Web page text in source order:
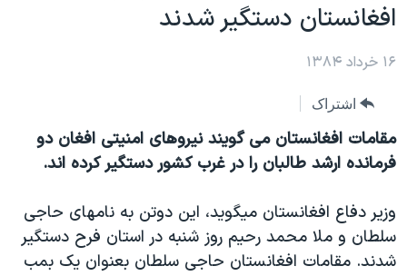
محتوای
اصلی
صفحه
اصلی
جهش
جستجو
موضوع ها
ایران
آمریکا
جهان
ورزشی
ویژه برنامه‌ها
ویدیوها
برنامه های تلویزیونی
جدول برنامه ها
صفحه‌های ویژه
جام جهانی ۲۰۲۶
۲۵۰سالگی آمریکا
بایگانی برنامه‌های تلویزیونی
فرکانس‌های صدای آمریکا
یادگیری زبان انگلیسی
افغانستان دستگير شدند
۱۶ خرداد ۱۳۸۴
اشتراک
مقامات افغانستان می گويند نيروهای امنيتی افغان دو
فرمانده ارشد طالبان را در غرب کشور دستگير کرده اند.
وزير دفاع افغانستان ميگويد، اين دوتن به نامهای حاجی
سلطان و ملا محمد رحيم روز شنبه در استان فرح دستگير
شدند. مقامات افغانستان حاجی سلطان بعنوان يک بمب